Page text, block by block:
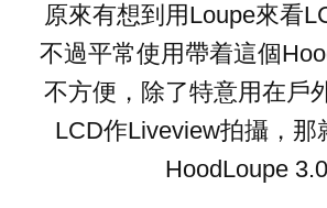
原來有想到用Loupe來看
不過平常使用帶着這個
不方便，除了特意用在戶
LCD作Liveview拍攝，那
HoodLoupe 3.0